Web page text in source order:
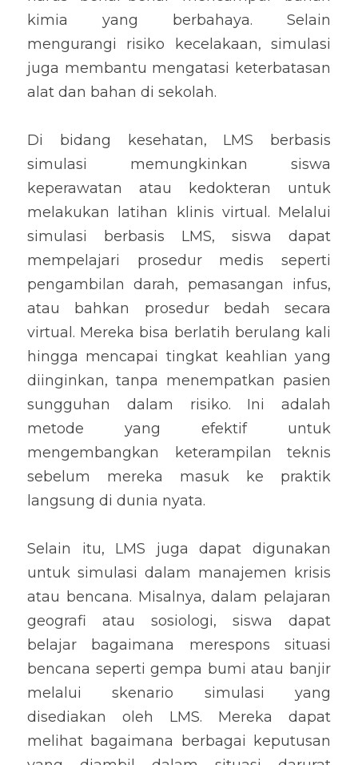
kimia yang berbahaya. Selain
mengurangi risiko kecelakaan, simulasi
juga membantu mengatasi keterbatasan
alat dan bahan di sekolah.
Di bidang kesehatan, LMS berbasis
simulasi memungkinkan siswa
keperawatan atau kedokteran untuk
melakukan latihan klinis virtual. Melalui
simulasi berbasis LMS, siswa dapat
mempelajari prosedur medis seperti
pengambilan darah, pemasangan infus,
atau bahkan prosedur bedah secara
virtual. Mereka bisa berlatih berulang kali
hingga mencapai tingkat keahlian yang
diinginkan, tanpa menempatkan pasien
sungguhan dalam risiko. Ini adalah
metode yang efektif untuk
mengembangkan keterampilan teknis
sebelum mereka masuk ke praktik
langsung di dunia nyata.
Selain itu, LMS juga dapat digunakan
untuk simulasi dalam manajemen krisis
atau bencana. Misalnya, dalam pelajaran
geografi atau sosiologi, siswa dapat
belajar bagaimana merespons situasi
bencana seperti gempa bumi atau banjir
melalui skenario simulasi yang
disediakan oleh LMS. Mereka dapat
melihat bagaimana berbagai keputusan